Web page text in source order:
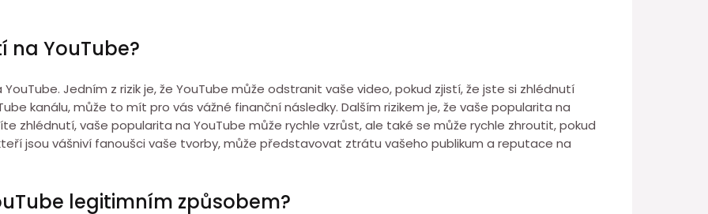
na YouTube?
Jedním z rizik je, že YouTube může odstranit vaše video, pokud zjistí, že jste si zhlédnutí
kanálu, může to mít pro vás vážné finanční následky. Dalším rizikem je, že vaše popularita na
zhlédnutí, vaše popularita na YouTube může rychle vzrůst, ale také se může rychle zhroutit, pokud
jsou vášniví fanoušci vaše tvorby, může představovat ztrátu vašeho publikum a reputace na
legitimním způsobem?